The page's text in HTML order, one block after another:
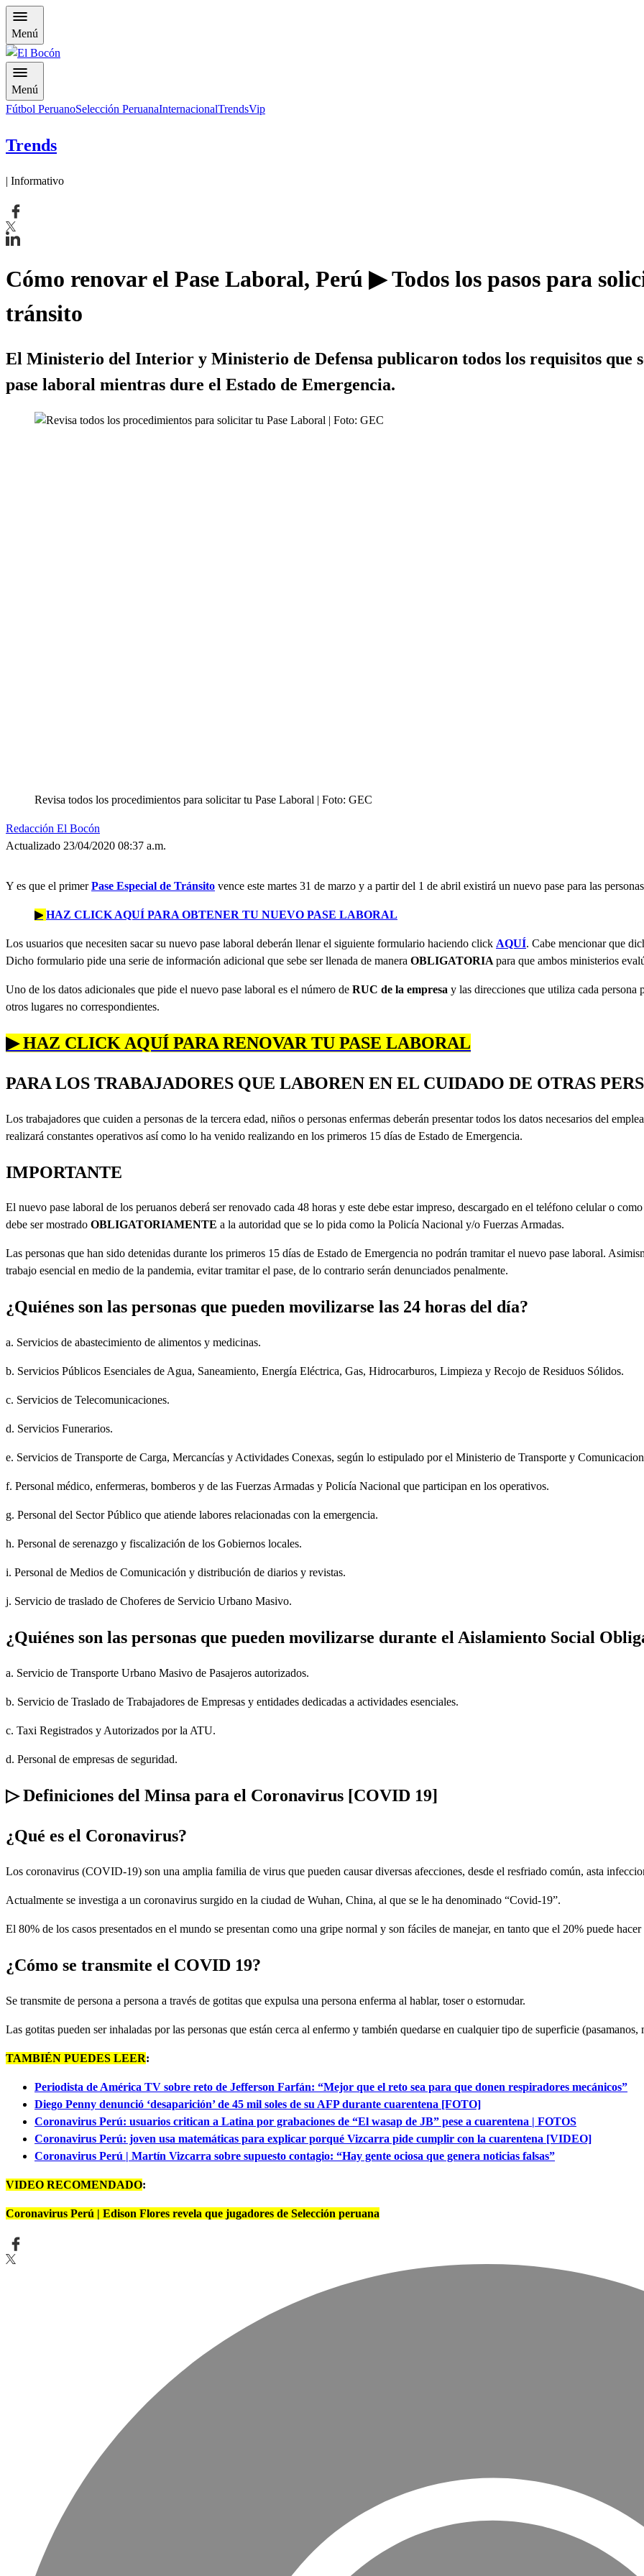
Menú
Menú
Fútbol PeruanoSelección PeruanaInternacionalTrendsVip
Trends
| Informativo
Cómo renovar el Pase Laboral, Perú ▶ Todos los pasos para
tránsito
El Ministerio del Interior y Ministerio de Defensa publicaron todos los requisitos que
pase laboral mientras dure el Estado de Emergencia.
Revisa todos los procedimientos para solicitar tu Pase Laboral | Foto: GEC
Redacción El Bocón
Actualizado 23/04/2020 08:37 a.m.
Y es que el primerPase Especial de Tránsito vence este martes 31 de marzo y a partir del 1 de abril existirá un nuevo pase para las
▶ HAZ CLICK AQUÍ PARA OBTENER TU NUEVO PASE LABORAL
Los usuarios que necesiten sacar su nuevo pase laboral deberán llenar el siguiente formulario haciendo click AQUÍ. Cabe mencionar que
Dicho formulario pide una serie de información adicional que sebe ser llenada de manera OBLIGATORIA para que ambos ministerios
Uno de los datos adicionales que pide el nuevo pase laboral es el número de RUC de la empresa y las direcciones que utiliza cada persona
otros lugares no correspondientes.
▶ HAZ CLICK AQUÍ PARA RENOVAR TU PASE LABORAL
PARA LOS TRABAJADORES QUE LABOREN EN EL CUIDADO DE OTRAS
Los trabajadores que cuiden a personas de la tercera edad, niños o personas enfermas deberán presentar todos los datos necesarios del
realizará constantes operativos así como lo ha venido realizando en los primeros 15 días de Estado de Emergencia.
IMPORTANTE
El nuevo pase laboral de los peruanos deberá ser renovado cada 48 horas y este debe estar impreso, descargado en el teléfono celular o
debe ser mostrado OBLIGATORIAMENTE a la autoridad que se lo pida como la Policía Nacional y/o Fuerzas Armadas.
Las personas que han sido detenidas durante los primeros 15 días de Estado de Emergencia no podrán tramitar el nuevo pase laboral.
trabajo esencial en medio de la pandemia, evitar tramitar el pase, de lo contrario serán denunciados penalmente.
¿Quiénes son las personas que pueden movilizarse las 24 horas del día?
a. Servicios de abastecimiento de alimentos y medicinas.
b. Servicios Públicos Esenciales de Agua, Saneamiento, Energía Eléctrica, Gas, Hidrocarburos, Limpieza y Recojo de Residuos Sólidos.
c. Servicios de Telecomunicaciones.
d. Servicios Funerarios.
e. Servicios de Transporte de Carga, Mercancías y Actividades Conexas, según lo estipulado por el Ministerio de Transporte y
f. Personal médico, enfermeras, bomberos y de las Fuerzas Armadas y Policía Nacional que participan en los operativos.
g. Personal del Sector Público que atiende labores relacionadas con la emergencia.
h. Personal de serenazgo y fiscalización de los Gobiernos locales.
i. Personal de Medios de Comunicación y distribución de diarios y revistas.
j. Servicio de traslado de Choferes de Servicio Urbano Masivo.
¿Quiénes son las personas que pueden movilizarse durante el Aislamiento Social
a. Servicio de Transporte Urbano Masivo de Pasajeros autorizados.
b. Servicio de Traslado de Trabajadores de Empresas y entidades dedicadas a actividades esenciales.
c. Taxi Registrados y Autorizados por la ATU.
d. Personal de empresas de seguridad.
▷Definiciones del Minsa para el Coronavirus [COVID 19]
¿Qué es el Coronavirus?
Los coronavirus (COVID-19) son una amplia familia de virus que pueden causar diversas afecciones, desde el resfriado común, asta
Actualmente se investiga a un coronavirus surgido en la ciudad de Wuhan, China, al que se le ha denominado “Covid-19”.
El 80% de los casos presentados en el mundo se presentan como una gripe normal y son fáciles de manejar, en tanto que el 20% puede
¿Cómo se transmite el COVID 19?
Se transmite de persona a persona a través de gotitas que expulsa una persona enferma al hablar, toser o estornudar.
Las gotitas pueden ser inhaladas por las personas que están cerca al enfermo y también quedarse en cualquier tipo de superficie
TAMBIÉN PUEDES LEER:
Periodista de América TV sobre reto de Jefferson Farfán: “Mejor que el reto sea para que donen respiradores mecánicos”
Diego Penny denunció ‘desaparición’ de 45 mil soles de su AFP durante cuarentena [FOTO]
Coronavirus Perú: usuarios critican a Latina por grabaciones de “El wasap de JB” pese a cuarentena | FOTOS
Coronavirus Perú: joven usa matemáticas para explicar porqué Vizcarra pide cumplir con la cuarentena [VIDEO]
Coronavirus Perú | Martín Vizcarra sobre supuesto contagio: “Hay gente ociosa que genera noticias falsas”
VIDEO RECOMENDADO:
Coronavirus Perú | Edison Flores revela que jugadores de Selección peruana